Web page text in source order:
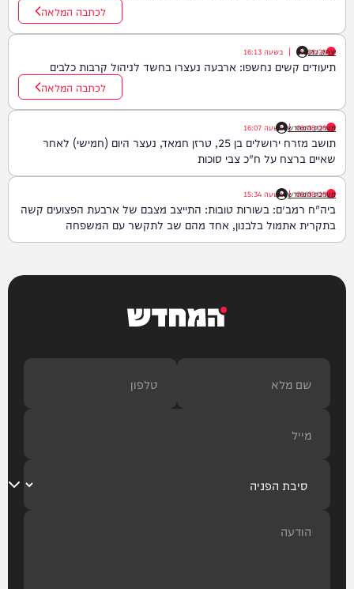
לכתבה המלאה
יצחק כהן
06/08/26
| בשעה 16:13
תיעודים קשים נחשפו: ארבעה נעצרו בחשד לניהול קרבות כלבים
לכתבה המלאה
מערכת המחדש
06/08/26
| בשעה 16:07
תושב מזרח ירושלים בן 25, טרזן חמאד, נעצר היום (חמישי) לאחר
שאיים ברצח על ח"כ צבי סוכות
מערכת המחדש
06/08/26
| בשעה 15:34
ביה"ח רמב״ם: בשורות טובות: התייצב מצבם של ארבעת הפצועים קשה
בתקרית אתמול בלבנון, אחד מהם שב לתקשר עם המשפחה
המחדש